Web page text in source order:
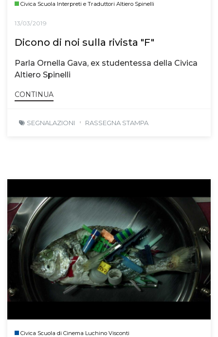
Civica Scuola Interpreti e Traduttori Altiero Spinelli
13/03/2019
Dicono di noi sulla rivista "F"
Parla Ornella Gava, ex studentessa della Civica
Altiero Spinelli
CONTINUA
SEGNALAZIONI RASSEGNA STAMPA
Civica Scuola di Cinema Luchino Visconti